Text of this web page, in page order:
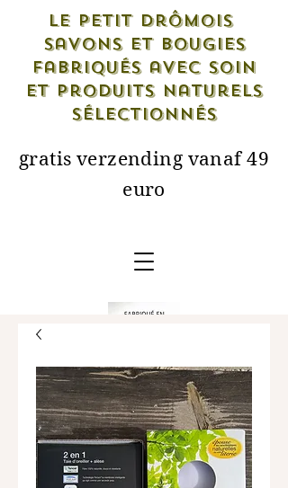
Le petit drômois
savons et bougies
fabriqués avec soin
et produits naturels
sélectionnés
gratis verzending vanaf 49
euro